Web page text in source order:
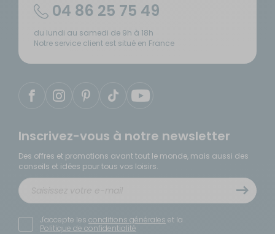
04 86 25 75 49
du lundi au samedi de 9h à 18h
Notre service client est situé en France
Inscrivez-vous à notre newsletter
Des offres et promotions avant tout le monde, mais aussi des
conseils et idées pour tous vos loisirs.
J'accepte les conditions générales et la
Politique de confidentialité